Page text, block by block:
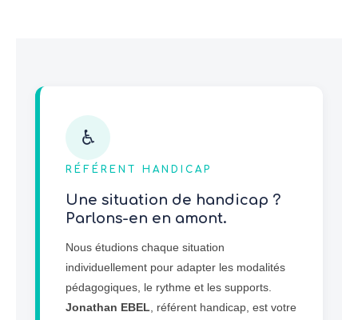
♿
RÉFÉRENT HANDICAP
Une situation de handicap ?
Parlons-en en amont.
Nous étudions chaque situation
individuellement pour adapter les modalités
pédagogiques, le rythme et les supports.
Jonathan EBEL, référent handicap, est votre